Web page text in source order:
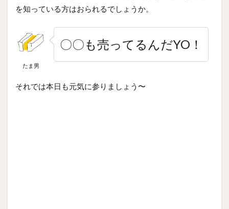
を知っている方はおられるでしょうか。
たま男
〇〇も売ってるんだYO！
それでは本日も元気に参りましょう〜